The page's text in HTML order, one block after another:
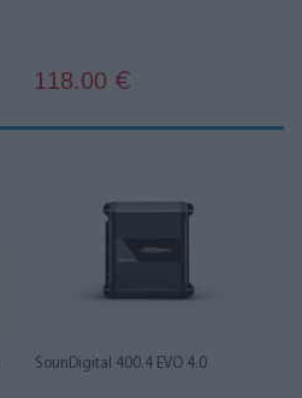
118.00 €
SounDigital 400.4 EVO 4.0